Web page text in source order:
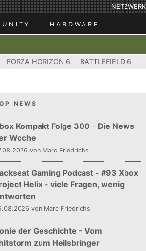
NETZWERK
HARDWARE
FORZA HORIZON 6 BATTLEFIELD 6
NEWS
Kompakt Folge 300 - Die News
Woche
von Marc Friedrichs
Gaming Podcast - #93 Xbox
Helix - viele Fragen, wenig
von Marc Friedrichs
der Geschichte - Vom
zum Heilsbringer